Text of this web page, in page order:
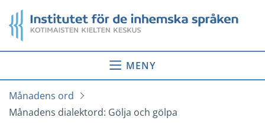
till
innehåll
Startsida
MENY
Månadens ord
Månadens dialektord: Gölja och gölpa